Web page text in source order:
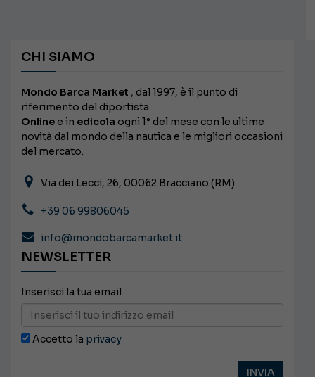
CHI SIAMO
Mondo Barca Market , dal 1997, è il punto di
riferimento del diportista.
Online e in edicola ogni 1° del mese con le ultime
novità dal mondo della nautica e le migliori occasioni
del mercato.
Via dei Lecci, 26, 00062 Bracciano (RM)
+39 06 99806045
info@mondobarcamarket.it
NEWSLETTER
Inserisci la tua email
Accetto la privacy